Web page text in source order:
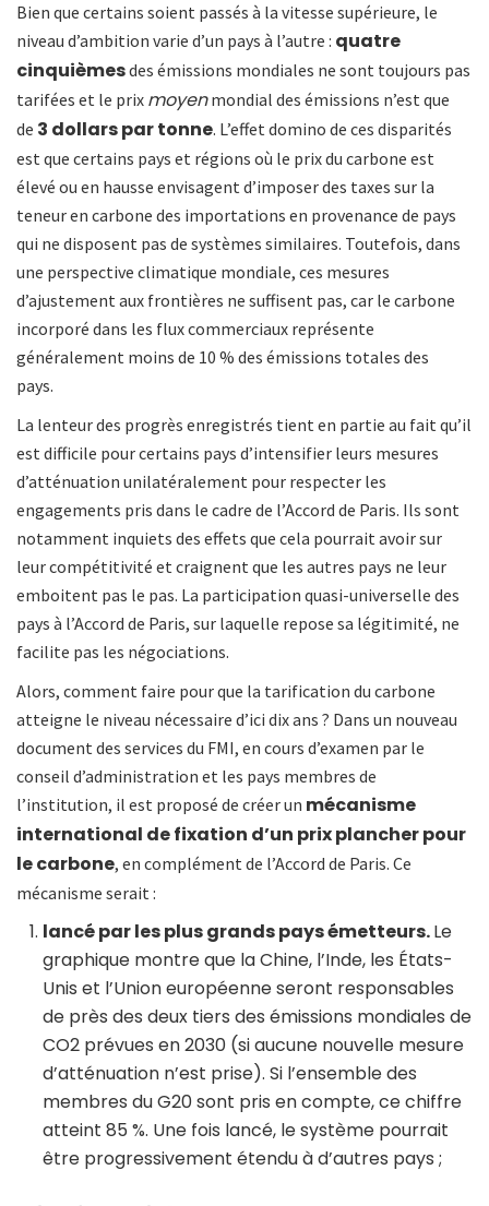
Bien que certains soient passés à la vitesse supérieure, le
niveau d’ambition varie d’un pays à l’autre : quatre
cinquièmesdes émissions mondiales ne sont toujours pas
tarifées et le prix moyenmondial des émissions n’est que
de 3 dollars par tonne. L’effet domino de ces disparités
est que certains pays et régions où le prix du carbone est
élevé ou en hausse envisagent d’imposer des taxes sur la
teneur en carbone des importations en provenance de pays
qui ne disposent pas de systèmes similaires. Toutefois, dans
une perspective climatique mondiale, ces mesures
d’ajustement aux frontières ne suffisent pas, car le carbone
incorporé dans les flux commerciaux représente
généralement moins de 10 % des émissions totales des
pays.
La lenteur des progrès enregistrés tient en partie au fait qu’il
est difficile pour certains pays d’intensifier leurs mesures
d’atténuation unilatéralement pour respecter les
engagements pris dans le cadre de l’Accord de Paris. Ils sont
notamment inquiets des effets que cela pourrait avoir sur
leur compétitivité et craignent que les autres pays ne leur
emboitent pas le pas. La participation quasi-universelle des
pays à l’Accord de Paris, sur laquelle repose sa légitimité, ne
facilite pas les négociations.
Alors, comment faire pour que la tarification du carbone
atteigne le niveau nécessaire d’ici dix ans ? Dans un nouveau
document des services du FMI, en cours d’examen par le
conseil d’administration et les pays membres de
l’institution, il est proposé de créer un mécanisme
international de fixation d’un prix plancher pour
le carbone, en complément de l’Accord de Paris. Ce
mécanisme serait :
lancé par les plus grands pays émetteurs.Le
graphique montre que la Chine, l’Inde, les États-
Unis et l’Union européenne seront responsables
de près des deux tiers des émissions mondiales de
CO2 prévues en 2030 (si aucune nouvelle mesure
d’atténuation n’est prise). Si l’ensemble des
membres du G20 sont pris en compte, ce chiffre
atteint 85 %. Une fois lancé, le système pourrait
être progressivement étendu à d’autres pays ;